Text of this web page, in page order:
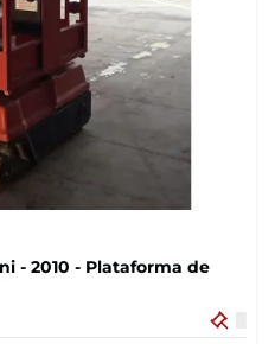
- 2010 - Plataforma de